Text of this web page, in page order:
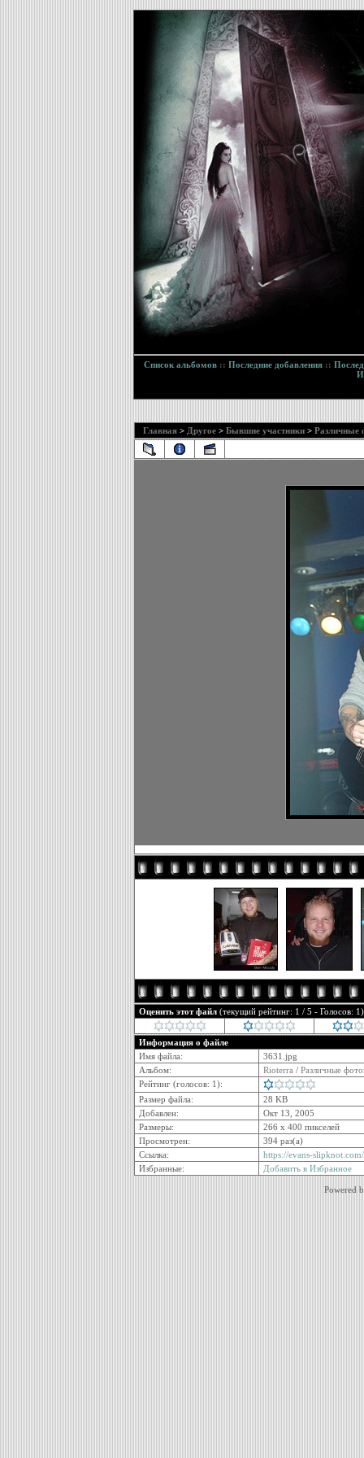
Список альбомов:: Последние добавления::
Главная > Другое > Бывшие участники > Различные
Оценить этот файл (текущий рейтинг: 1 / 5 - Голосов: 1)
Информация о файле
Имя файла:
3631.jpg
Альбом:
Rioterra / Различные
Рейтинг (голосов: 1):
Размер файла:
28 KB
Добавлен:
Окт 13, 2005
Размеры:
266 x 400 пикселей
Просмотрен:
394 раз(а)
Ссылка:
https://evans-
Избранные:
Добавить в Избранное
Powered